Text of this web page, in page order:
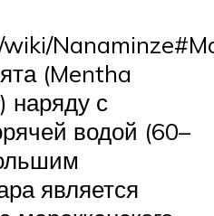
(Mentha
наряду с
водой (60–
является